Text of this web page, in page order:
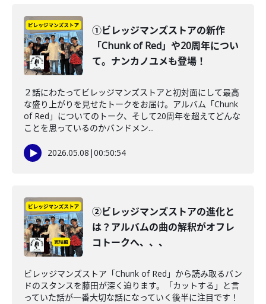
①ビレッジマンズストアの新作
「Chunk of Red」や20周年につい
て。ナンカノユメも登場！
２話にわたってビレッジマンズストアと初対面にして最高
な盛り上がりを見せたトークをお届け。アルバム「Chunk
of Red」についてのトーク、そして20周年を超えてどんな
ことを思っているのかバンドメン...
2026.05.08 |00:50:54
②ビレッジマンズストアの進化と
は？アルバムの曲の解釈がオフレ
コトークへ、、、
ビレッジマンズストア「Chunk of Red」から読み取るバン
ドのスタンスを藤田が深く迫ります。「カットする」と言
っていた話が一番大切な話になっていく後半に注目です！